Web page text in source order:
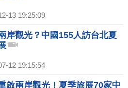
13 19:25:09
岸觀光？中國155人訪台北夏
12 19:15:54
啟兩岸觀光！夏季旅展70家中